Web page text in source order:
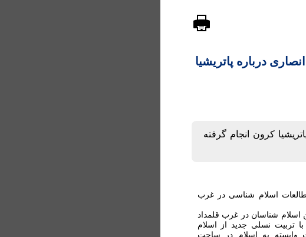
درباره پاتریشیا
کرون انجام گرفته
اسلام شناسی در غرب
اسلام شناسان در غرب قلمداد
تربيت نسلی جديد از اسلام
وابسته به اسلام در ساحت